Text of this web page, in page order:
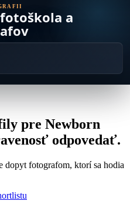
a
pre Newborn
odpovedať.
dopyt fotografom, ktorí sa hodia